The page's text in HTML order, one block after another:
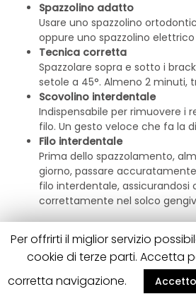
Spazzolino adatto
Usare uno spazzolino
oppure uno spazzolino
Tecnica corretta
Spazzolare sopra e sotto i
setole a 45°. Almeno 2 minuti,
Scovolino interdentale
Indispensabile per rimuovere i
filo. Un gesto veloce che fa la
Filo interdentale
Prima dello spazzolamento,
giorno, passare
filo interdentale, assicurandosi
correttamente nel solco
acqua aiuta a rimuovere i residui
fluoro, usato la sera prima di
contro le carie durante il
Per offrirti il miglior servizio
cookie di terze parti. Accetta
corretta navigazione.
Accetto